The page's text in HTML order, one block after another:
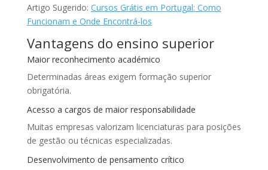
Artigo Sugerido: Cursos Grátis em Portugal: Como
Funcionam e Onde Encontrá-los
Vantagens do ensino superior
Maior reconhecimento académico
Determinadas áreas exigem formação superior
obrigatória.
Acesso a cargos de maior responsabilidade
Muitas empresas valorizam licenciaturas para posições
de gestão ou técnicas especializadas.
Desenvolvimento de pensamento crítico